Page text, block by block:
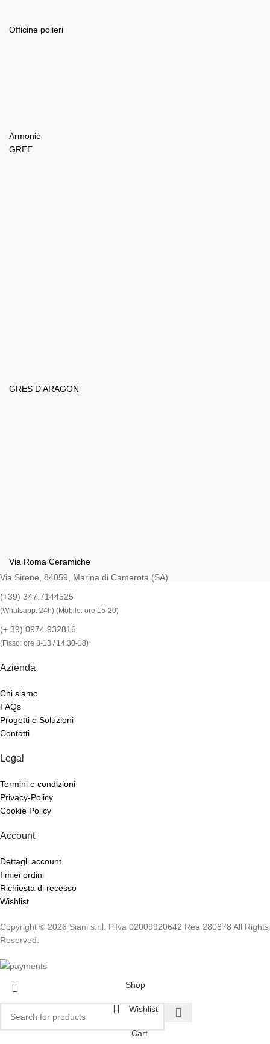
Officine polieri
Armonie
GREE
GRES D'ARAGON
Via Roma Ceramiche
Via Sirene, 84059, Marina di Camerota (SA)
(+39) 347.7144525
(Whatsapp: 24h) (Mobile: ore 15-20)
(+ 39) 0974.932816
(Fisso: ore 8-13 / 14:30-18)
Azienda
Chi siamo
FAQs
Progetti e Soluzioni
Contatti
Legal
Termini e condizioni
Privacy-Policy
Cookie Policy
Account
Dettagli account
I miei ordini
Richiesta di recesso
Wishlist
Copyright © 2026 Siani s.r.l. P.Iva 02009920642 Rea 280878 All Rights
Reserved.
Shop
Wishlist
Cart